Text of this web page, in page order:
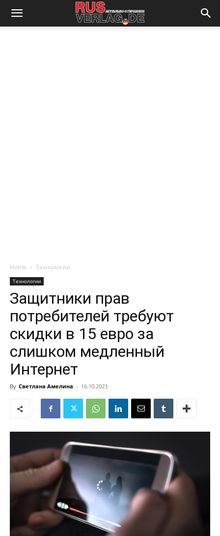
Home Технологии
Технологии
Защитники прав
потребителей требуют
скидки в 15 евро за
слишком медленный
Интернет
By Светлана Амелина - 16.10.2023